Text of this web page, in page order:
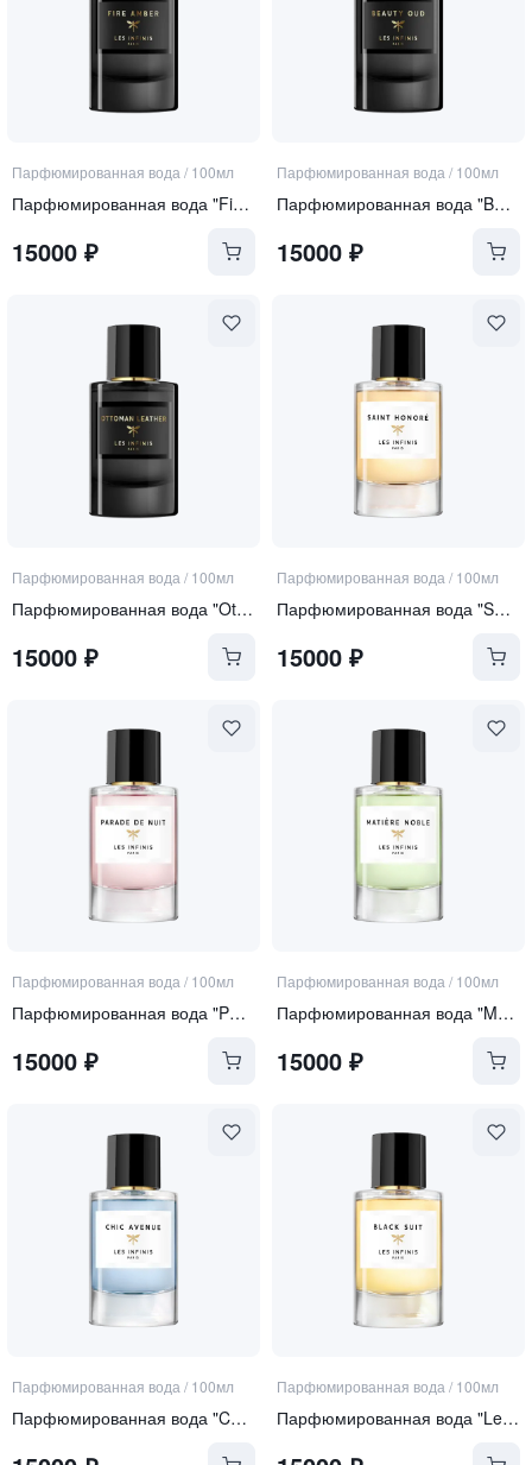
Парфюмированная вода / 100мл
Парфюмированная вода "Fire Amber"
15000 ₽
Парфюмированная вода / 100мл
Парфюмированная вода "Beauty Oud"
15000₽
Парфюмированная вода / 100мл
Парфюмированная вода "Ottoman Leather"
15000 ₽
Парфюмированная вода / 100мл
Парфюмированная вода "Saint Honore"
15000₽
Парфюмированная вода/ 100мл
Парфюмированная вода "Parade De Nuit"
15000 ₽
Парфюмированная вода/ 100мл
Парфюмированная вода "Matiere Noble"
15000₽
Парфюмированная вода / 100мл
Парфюмированная вода "Chic Avenue"
Парфюмированная вода / 100мл
Парфюмированная вода "Les Infinis Black Suit"